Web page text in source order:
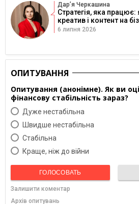
Дарʼя Черкашина
Стратегія, яка працює:
креатив і контент на
6 липня 2026
ОПИТУВАННЯ
Опитування (анонімне). Як ви
фінансову стабільність зараз?
Дуже нестабільна
Швидше нестабільна
Cтабільна
Краще, ніж до війни
ГОЛОСОВАТЬ
Залишити коментар
Архів опитувань